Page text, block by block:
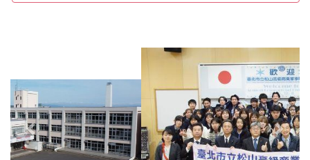
v
i
o
u
e
x
t